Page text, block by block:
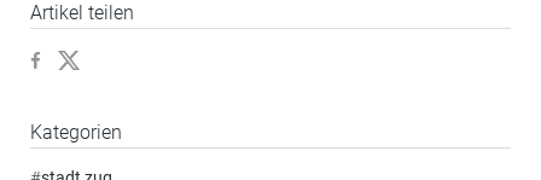
Artikel teilen
Kategorien